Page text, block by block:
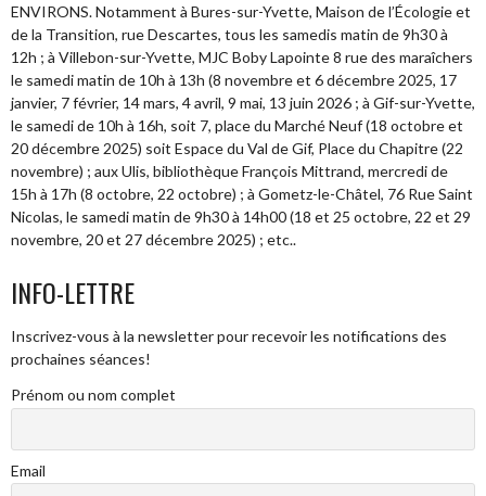
ENVIRONS. Notamment à Bures-sur-Yvette, Maison de l’Écologie et
de la Transition, rue Descartes, tous les samedis matin de 9h30 à
12h ; à Villebon-sur-Yvette, MJC Boby Lapointe 8 rue des maraîchers
le samedi matin de 10h à 13h (8 novembre et 6 décembre 2025, 17
janvier, 7 février, 14 mars, 4 avril, 9 mai, 13 juin 2026 ; à Gif-sur-Yvette,
le samedi de 10h à 16h, soit 7, place du Marché Neuf (18 octobre et
20 décembre 2025) soit Espace du Val de Gif, Place du Chapitre (22
novembre) ; aux Ulis, bibliothèque François Mittrand, mercredi de
15h à 17h (8 octobre, 22 octobre) ; à Gometz-le-Châtel, 76 Rue Saint
Nicolas, le samedi matin de 9h30 à 14h00 (18 et 25 octobre, 22 et 29
novembre, 20 et 27 décembre 2025) ; etc..
INFO-LETTRE
Inscrivez-vous à la newsletter pour recevoir les notifications des
prochaines séances!
Prénom ou nom complet
Email